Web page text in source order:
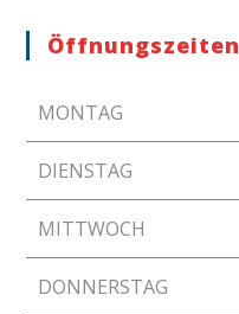
Öffnungszeiten
MONTAG
DIENSTAG
MITTWOCH
DONNERSTAG